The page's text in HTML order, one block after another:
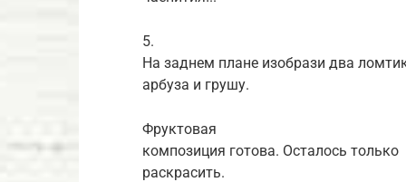
5.
На заднем плане изобрази два
арбуза и грушу.
Фруктовая
композиция готова. Осталось только
раскрасить.